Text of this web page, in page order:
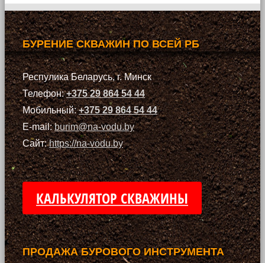
БУРЕНИЕ СКВАЖИН ПО ВСЕЙ РБ
Респулика Беларусь, г. Минск
Телефон:+375 29 864 54 44
Мобильный:+375 29 864 54 44
E-mail:burim@na-vodu.by
Сайт:https://na-vodu.by
КАЛЬКУЛЯТОР СКВАЖИНЫ
ПРОДАЖА БУРОВОГО ИНСТРУМЕНТА